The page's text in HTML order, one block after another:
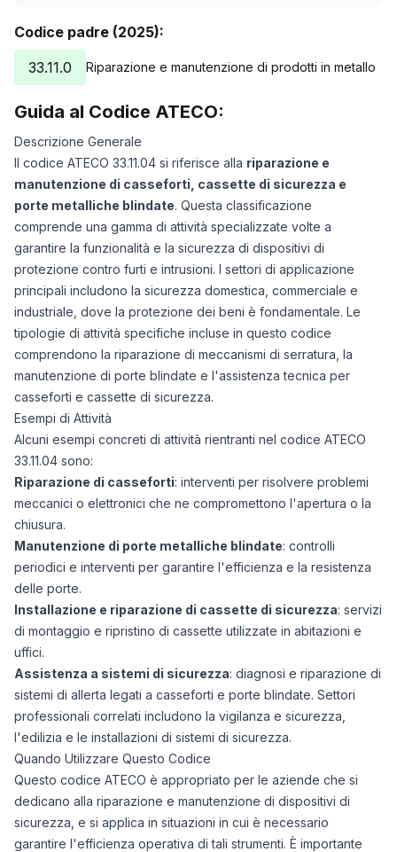
Codice padre (2025):
33.11.0
Riparazione e manutenzione di prodotti in metallo
Guida al Codice ATECO:
Descrizione Generale
Il codice ATECO 33.11.04 si riferisce alla riparazione e
manutenzione di casseforti, cassette di sicurezza e
porte metalliche blindate. Questa classificazione
comprende una gamma di attività specializzate volte a
garantire la funzionalità e la sicurezza di dispositivi di
protezione contro furti e intrusioni. I settori di applicazione
principali includono la sicurezza domestica, commerciale e
industriale, dove la protezione dei beni è fondamentale. Le
tipologie di attività specifiche incluse in questo codice
comprendono la riparazione di meccanismi di serratura, la
manutenzione di porte blindate e l'assistenza tecnica per
casseforti e cassette di sicurezza.
Esempi di Attività
Alcuni esempi concreti di attività rientranti nel codice ATECO
33.11.04 sono:
Riparazione di casseforti: interventi per risolvere problemi
meccanici o elettronici che ne compromettono l'apertura o la
chiusura.
Manutenzione di porte metalliche blindate: controlli
periodici e interventi per garantire l'efficienza e la resistenza
delle porte.
Installazione e riparazione di cassette di sicurezza: servizi
di montaggio e ripristino di cassette utilizzate in abitazioni e
uffici.
Assistenza a sistemi di sicurezza: diagnosi e riparazione di
sistemi di allerta legati a casseforti e porte blindate. Settori
professionali correlati includono la vigilanza e sicurezza,
l'edilizia e le installazioni di sistemi di sicurezza.
Quando Utilizzare Questo Codice
Questo codice ATECO è appropriato per le aziende che si
dedicano alla riparazione e manutenzione di dispositivi di
sicurezza, e si applica in situazioni in cui è necessario
garantire l'efficienza operativa di tali strumenti. È importante